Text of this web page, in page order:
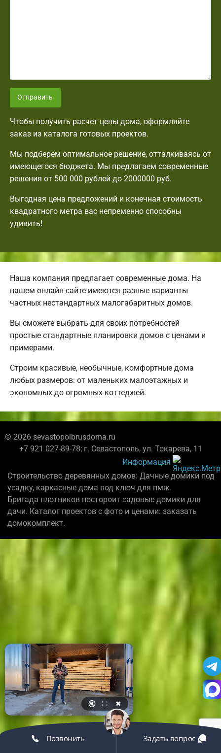
Отправить
Чтобы получить расчет цены дома, оформляйте
заказ из каталога готовых проектов.
Мы подберем оптимальное решение, отталкиваясь от
имеющегося бюджета. Мы предлагаем современные
решения от 500 000 рублей до 2000000 руб.
Выгодная цена предложений и конечная стоимость
квадратного метра вас непременно способны
удивить!
Наша компания предлагает современные дома. На
нашем онлайн-сайте имеются разные варианты
частных нестандартных малогабаритных домов.
Вы сможете выбрать для своих потребностей
простые стандартные планировки домов с ценами и
примерами.
Строим красивые, необычные, комфортные дома
любых размеров: от маленьких малоэтажных и
экономных до огромных коттеджей.
© 2026 sevastopolbrusdoma.ru
+7 921 027-89-78; г. Севастополь, ул. Токарева, 11
Информация
Строительство деревянных домов: Дачные домики под
усадку, каркасные дома под ключ для пмж.
Бригада плотников постороит садовые домики для
дачи. Каталог проектов с фото и ценами: заказать
домокомплект.
🔇 ⛶ ✖
Позвонить Задать вопрос